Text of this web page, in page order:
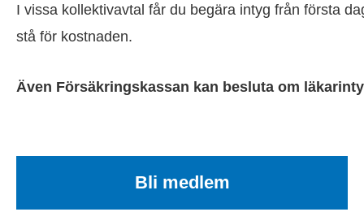
I vissa kollektivavtal får du begära intyg från första
stå för kostnaden.
Även Försäkringskassan kan besluta om
Bli medlem